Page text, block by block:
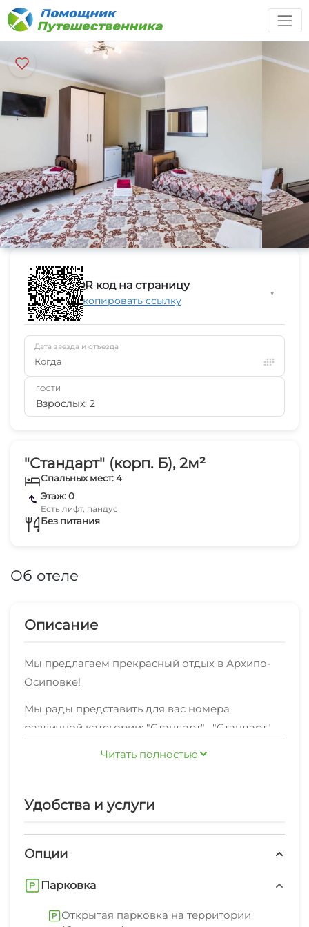
"Стандарт" (корп. Б), 2м²
Спальных мест: 4
Этаж: 0
Есть лифт, пандус
Без питания
Об отеле
Описание
Мы предлагаем прекрасный отдых в Архипо-
Осиповке!
Мы рады представить для вас номера
различной категории: "Стандарт" , "Стандарт"
отдыхе в Архипо-Осиповке с друзьями и
высокоскоростной Wi-Fi интернет.
предоставляем удобную мебель, необходимую
дляполноценного отдыха.
Читать полностью
Удобства и услуги
Опции
Парковка
Открытая парковка на территории
QR код на страницу
Скопировать ссылку
▼
Дата заезда и отъезда
Когда
ГОСТИ
Взрослых: 2